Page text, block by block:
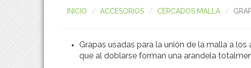
INICIO ACCESORIOS CERCADOS MALLA
Grapas usadas para la unión de la malla a los
que al doblarse forman una arandela